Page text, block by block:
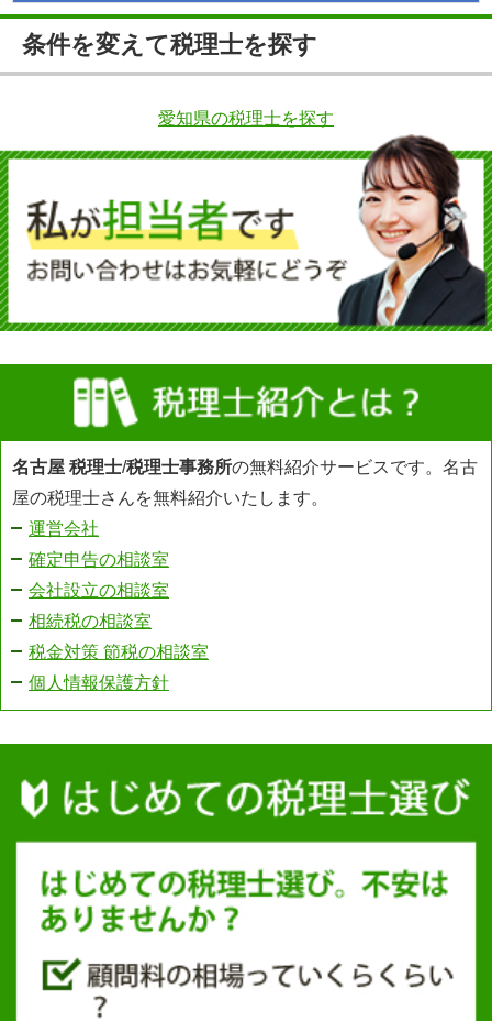
条件を変えて税理士を探す
愛知県の税理士を探す
名古屋 税理士/税理士事務所の無料紹介サービスです。名古
屋の税理士さんを無料紹介いたします。
運営会社
確定申告の相談室
会社設立の相談室
相続税の相談室
税金対策 節税の相談室
個人情報保護方針